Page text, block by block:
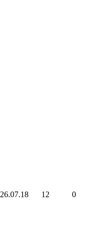
26.07.18 12 0